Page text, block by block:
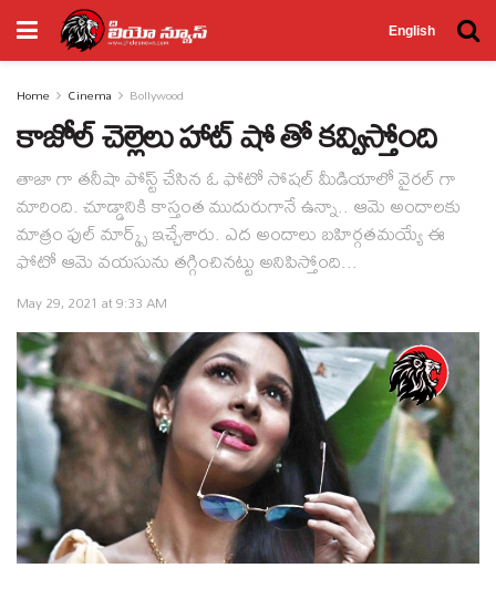
English
Home Cinema Bollywood
కాజోల్ చెల్లెలు హాట్ షో తో కవ్విస్తోంది
తాజా గా తనీషా పోస్ట్ చేసిన ఓ ఫోటో సోషల్ మీడియాలో వైరల్ గా
మారింది. చూడ్డానికి కాస్తంత ముదురుగానే ఉన్నా.. ఆమె అందాలకు
మాత్రం ఫుల్ మార్క్స్ ఇచ్చేశారు. ఎద అందాలు బహిర్గతమయ్యే ఈ
ఫోటో ఆమె వయసును తగ్గించినట్టు అనిపిస్తోంది...
May 29, 2021 at 9:33 AM